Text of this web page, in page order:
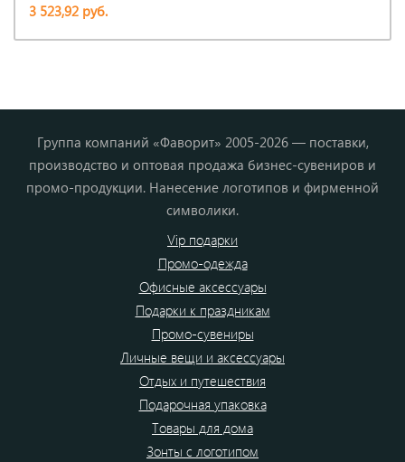
3 523,92 руб.
Группа компаний «Фаворит» 2005-2026 — поставки,
производство и оптовая продажа бизнес-сувениров и
промо-продукции. Нанесение логотипов и фирменной
символики.
Vip подарки
Промо-одежда
Офисные аксессуары
Подарки к праздникам
Промо-сувениры
Личные вещи и аксессуары
Отдых и путешествия
Подарочная упаковка
Товары для дома
Зонты с логотипом